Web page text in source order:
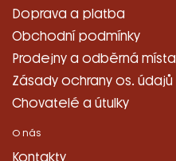
Doprava a platba
Obchodní podmínky
Prodejny a odběrná místa
Zásady ochrany os. údajů
Chovatelé a útulky
O nás
Kontakty